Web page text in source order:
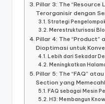
Pillar 3: The “Resource
Terorganisir dengan
Strategi
Merestrukturisasi
Pillar 4: The “Product”
Dioptimasi untuk
Lebih dari Sekadar
Meningkatkan
Pillar 5: The “FAQ”
Section yang
FAQ sebagai Mesin
H3: Membangun